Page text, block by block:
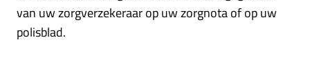
van uw zorgverzekeraar op uw zorgnota of op uw
polisblad.